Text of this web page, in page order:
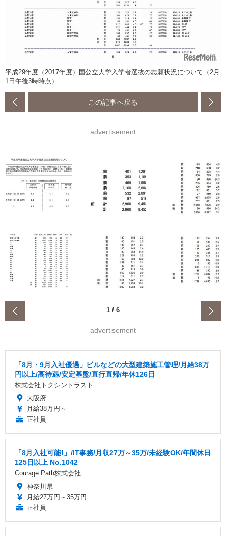
平成29年度（2017年度）国公立大学入学者選抜の志願状況について（2月
1日午後3時時点）
この記事へ戻る
advertisement
1 / 6
advertisement
「8月・9月入社優遇」ビルなどの大型建築施工管理/月給38万
円以上/高待遇/安定基盤/直行直帰/年休126日
株式会社トクシントラスト
大阪府
月給38万円～
正社員
「8月入社可能!」/IT事務/月収27万～35万/未経験OK/年間休日
125日以上 No.1042
Courage Path株式会社
神奈川県
月給27万円～35万円
正社員